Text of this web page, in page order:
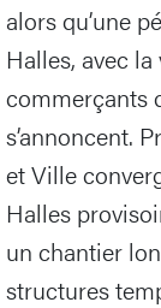
alors qu’une
Halles, avec
commerçants
s’annoncent.
et Ville
Halles
un chantier
structures